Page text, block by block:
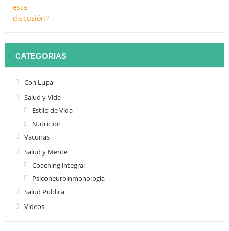
CATEGORIAS
Con Lupa
Salud y Vida
Estilo de Vida
Nutricion
Vacunas
Salud y Mente
Coaching integral
Psiconeuroinmonologia
Salud Publica
Videos